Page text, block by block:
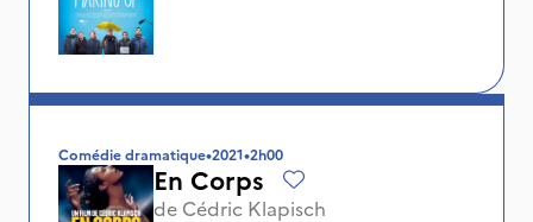
Comédie dramatique•2021•2h00
En Corps
de Cédric Klapisch